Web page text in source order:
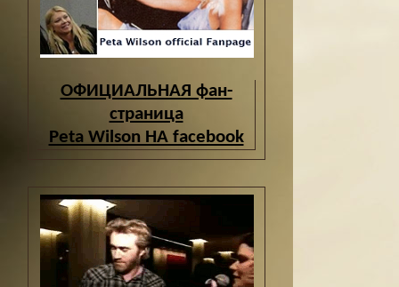
ОФИЦИАЛЬНАЯ фан-
страница
Peta Wilson НА facebook